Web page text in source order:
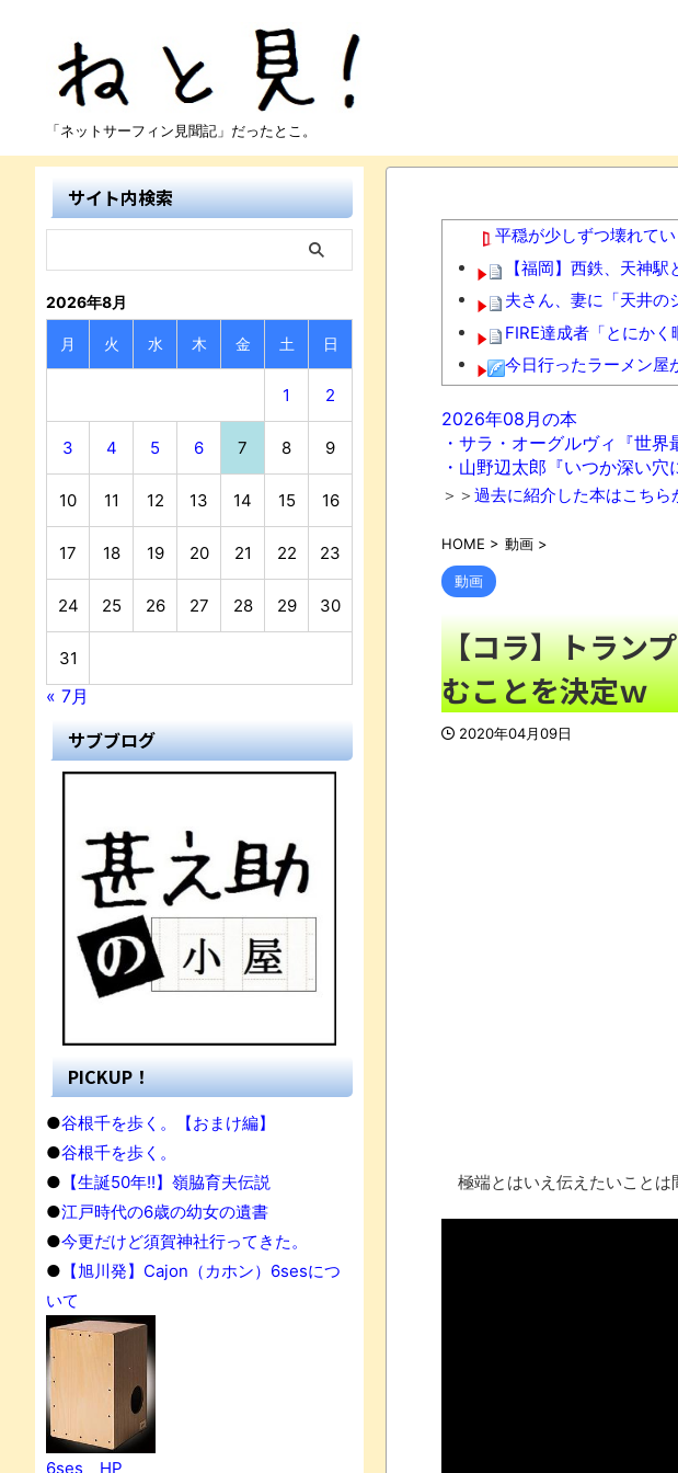
「ネットサーフィン見聞記」だったとこ。
平穏が少しずつ壊れてい
【福岡】西鉄、天神
夫さん、妻に「天井
FIRE達成者「とにかく
今日行ったラーメン屋
ワイの妻(35)、町内会
【画像】このボケて、
【有能】政府「トラッ
「これで11万取られ
【07日の新刊】「
の田舎暮らし 6」NEW!
【悲報】クロちゃん、
【AI】ルイス・フロイ
週間少年ジャンプの
「題名のない音楽会
ロープと滑車と犬マ
『FF15』が発売10周
みんななんだかんだ言
「アメリカのヤンキ
【読書感想】山野辺
映画ちいかわ観に行
体験談：仕事で同じビ
2026年08月の本
・サラ・オーグルヴィ『世
・山野辺太郎『いつか深い穴
＞＞ 過去に紹介した本はこちら
HOME > 動画 >
動画
【コラ】トラン
むことを決定ｗ
2020年04月09日
極端とはいえ伝えたいことは
サイト内検索
2026年8月
月 火 水 木 金 土 日
1 2
3 4 5 6 7 8 9
10 11 12 13 14 15 16
17 18 19 20 21 22 23
24 25 26 27 28 29 30
31
« 7月
サブブログ
PICKUP！
●谷根千を歩く。【おまけ編】
●谷根千を歩く。
● 【生誕50年!!】嶺脇育夫伝説
●江戸時代の6歳の幼女の遺書
●今更だけど須賀神社行ってきた。
● 【旭川発】Cajon（カホン）6sesにつ
いて
6ses HP